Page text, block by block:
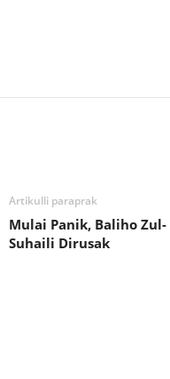
Artikulli paraprak
Mulai Panik, Baliho Zul-
Suhaili Dirusak